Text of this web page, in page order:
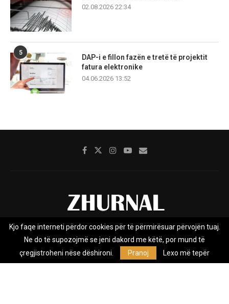
02.08.2026 22:34
5
DAP-i e fillon fazën e tretë të projektit
fatura elektronike
04.06.2026 13:52
Rreth nesh Impresumi Marketing
Kontakt
Privacy Policy
Zhurnal.mk është Agjenci e Lajmeve e pavarur, e themeluar në vitin
Kjo faqe interneti përdor cookies për të përmirësuar përvojën tuaj.
Ne do të supozojmë se jeni dakord me këtë, por mund të
çregjistroheni nëse dëshironi.
Pranoj Lexo më tepër